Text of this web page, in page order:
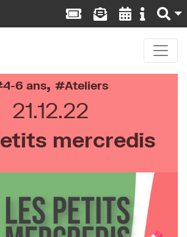
4-6 ans, Ateliers
21.12.22
mercredis